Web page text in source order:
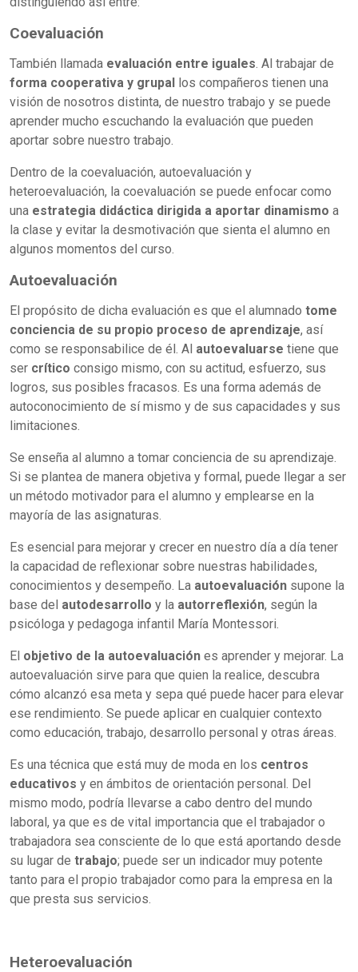
Coevaluación
También llamada evaluación entre iguales. Al trabajar de
forma cooperativa y grupal los compañeros tienen una
visión de nosotros distinta, de nuestro trabajo y se puede
aprender mucho escuchando la evaluación que pueden
aportar sobre nuestro trabajo.
Dentro de la coevaluación, autoevaluación y
heteroevaluación, la coevaluación se puede enfocar como
una estrategia didáctica dirigida a aportar dinamismo a
la clase y evitar la desmotivación que sienta el alumno en
algunos momentos del curso.
Autoevaluación
El propósito de dicha evaluación es que el alumnado tome
conciencia de su propio proceso de aprendizaje, así
como se responsabilice de él. Al autoevaluarse tiene que
ser crítico consigo mismo, con su actitud, esfuerzo, sus
logros, sus posibles fracasos. Es una forma además de
autoconocimiento de sí mismo y de sus capacidades y sus
limitaciones.
Se enseña al alumno a tomar conciencia de su aprendizaje.
Si se plantea de manera objetiva y formal, puede llegar a ser
un método motivador para el alumno y emplearse en la
mayoría de las asignaturas.
Es esencial para mejorar y crecer en nuestro día a día tener
la capacidad de reflexionar sobre nuestras habilidades,
conocimientos y desempeño. La autoevaluación supone la
base del autodesarrollo y la autorreflexión, según la
psicóloga y pedagoga infantil María Montessori.
El objetivo de la autoevaluación es aprender y mejorar. La
autoevaluación sirve para que quien la realice, descubra
cómo alcanzó esa meta y sepa qué puede hacer para elevar
ese rendimiento. Se puede aplicar en cualquier contexto
como educación, trabajo, desarrollo personal y otras áreas.
Es una técnica que está muy de moda en los centros
educativos y en ámbitos de orientación personal. Del
mismo modo, podría llevarse a cabo dentro del mundo
laboral, ya que es de vital importancia que el trabajador o
trabajadora sea consciente de lo que está aportando desde
su lugar de trabajo; puede ser un indicador muy potente
tanto para el propio trabajador como para la empresa en la
que presta sus servicios.
Heteroevaluación